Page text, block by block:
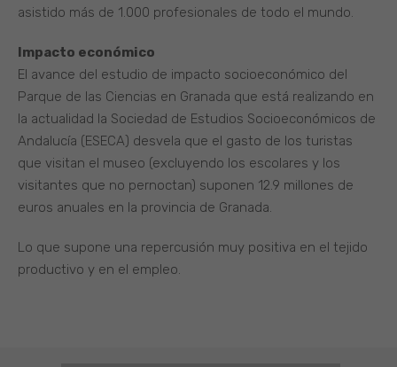
asistido más de 1.000 profesionales de todo el mundo.
Impacto económico
El avance del estudio de impacto socioeconómico del
Parque de las Ciencias en Granada que está realizando en
la actualidad la Sociedad de Estudios Socioeconómicos de
Andalucía (ESECA) desvela que el gasto de los turistas
que visitan el museo (excluyendo los escolares y los
visitantes que no pernoctan) suponen 12.9 millones de
euros anuales en la provincia de Granada.
Lo que supone una repercusión muy positiva en el tejido
productivo y en el empleo.